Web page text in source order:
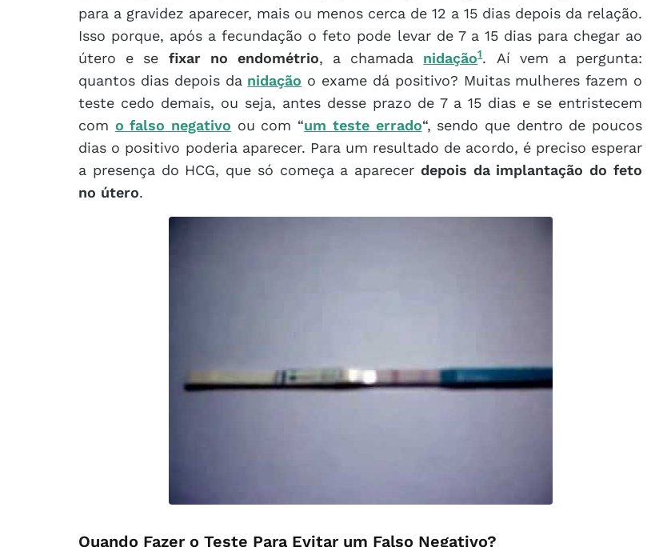
para a gravidez aparecer, mais ou menos cerca de 12 a 15 dias depois da relação.
Isso porque, após a fecundação o feto pode levar de 7 a 15 dias para chegar ao
útero e se fixar no endométrio, a chamada nidação1. Aí vem a pergunta:
quantos dias depois da nidação o exame dá positivo? Muitas mulheres fazem o
teste cedo demais, ou seja, antes desse prazo de 7 a 15 dias e se entristecem
com o falso negativo ou com “um teste errado“, sendo que dentro de poucos
dias o positivo poderia aparecer. Para um resultado de acordo, é preciso esperar
a presença do HCG, que só começa a aparecer depois da implantação do feto
no útero.
Quando Fazer o Teste Para Evitar um Falso Negativo?